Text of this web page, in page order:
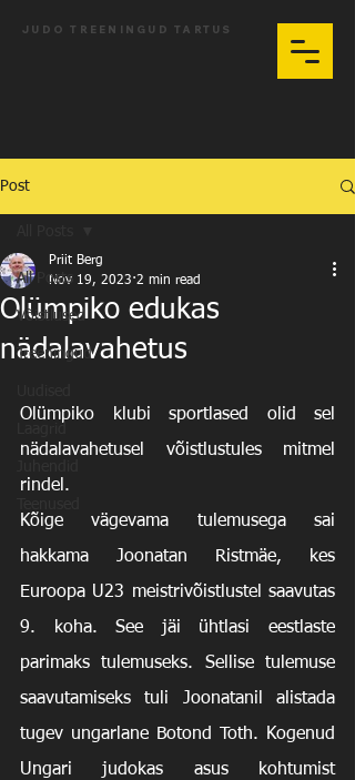
JUDO TREENINGUD TARTUS
Post
All Posts
Võistlused
Treeningud
Olümpiko edukas
nädalavahetus
Priit Berg
Nov 19, 2023 2 min read
Olümpiko klubi sportlased olid sel
nädalavahetusel võistlustules mitmel
rindel.
Kõige vägevama tulemusega sai
hakkama Joonatan Ristmäe, kes
Euroopa U23 meistrivõistlustel saavutas
9. koha. See jäi ühtlasi eestlaste
parimaks tulemuseks. Sellise tulemuse
saavutamiseks tuli Joonatanil alistada
tugev ungarlane Botond Toth. Kogenud
Ungari judokas asus kohtumist